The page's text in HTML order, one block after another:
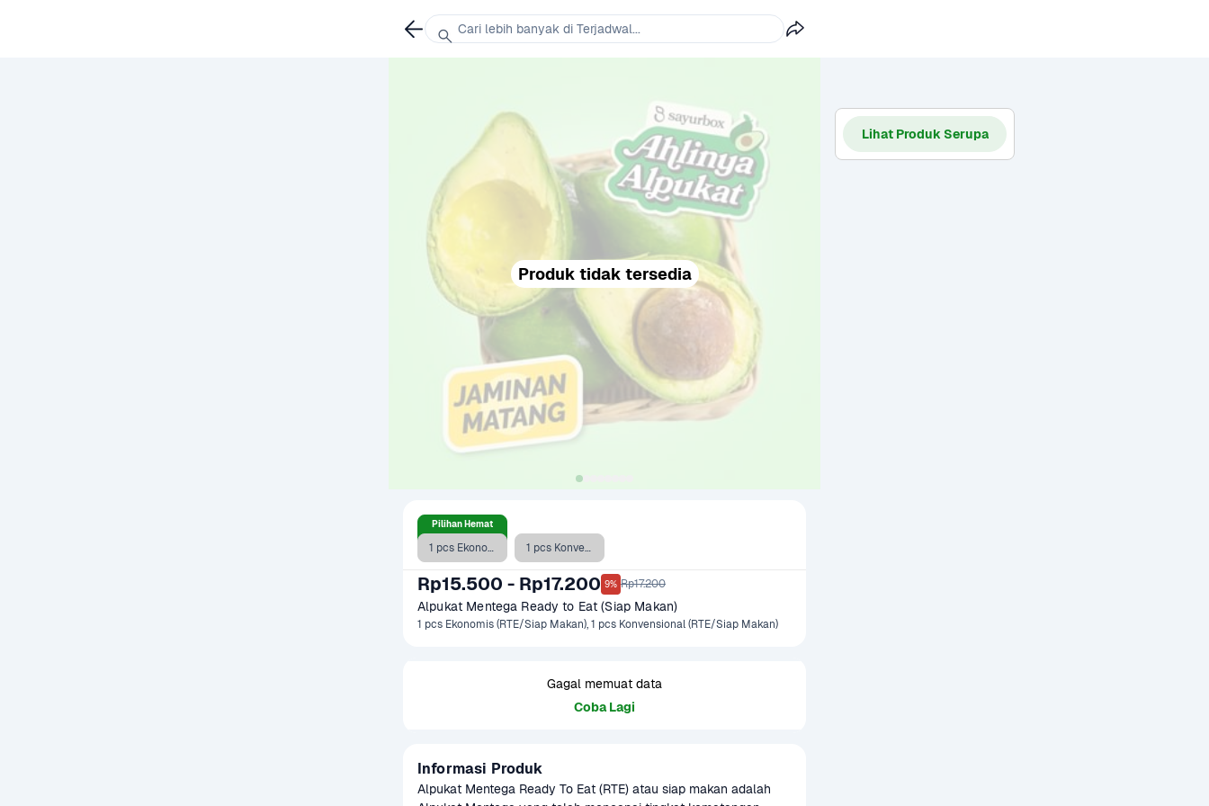
Produk tidak tersedia
1 pcs Ekonomis (RTE/Siap Makan)
Pilihan Hemat
1 pcs Konvensional (RTE/Siap Makan)
Rp15.500 - Rp17.200 9% Rp17.200
Alpukat Mentega Ready to Eat (Siap Makan)
1 pcs Ekonomis (RTE/Siap Makan), 1 pcs Konvensional (RTE/Siap Makan)
Gagal memuat data
Coba Lagi
Informasi Produk
Alpukat Mentega Ready To Eat (RTE) atau siap makan adalah
Lihat Produk Serupa
Cari lebih banyak di Terjadwal...